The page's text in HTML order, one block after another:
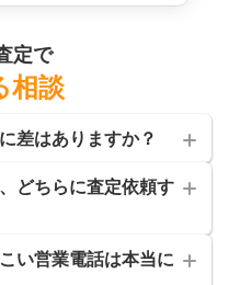
定で
相談
差はありますか？
どちらに査定依頼す
い営業電話は本当に